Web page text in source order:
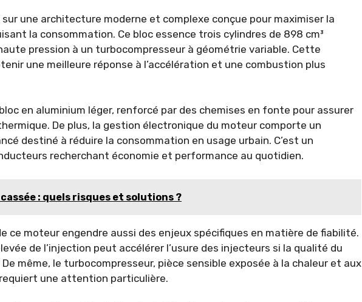
sur une architecture moderne et complexe conçue pour maximiser la
la consommation. Ce bloc essence trois cylindres de 898 cm³
pression à un turbocompresseur à géométrie variable. Cette
une meilleure réponse à l’accélération et une combustion plus
en aluminium léger, renforcé par des chemises en fonte pour assurer
De plus, la gestion électronique du moteur comporte un
destiné à réduire la consommation en usage urbain. C’est un
recherchant économie et performance au quotidien.
: quels risques et solutions ?
ce moteur engendre aussi des enjeux spécifiques en matière de fiabilité.
de l’injection peut accélérer l’usure des injecteurs si la qualité du
même, le turbocompresseur, pièce sensible exposée à la chaleur et aux
une attention particulière.